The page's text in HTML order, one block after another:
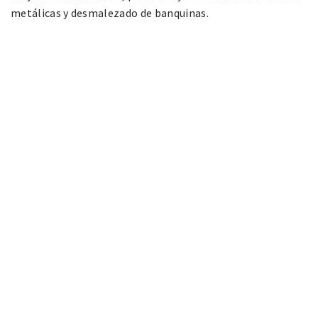
metálicas y desmalezado de banquinas.